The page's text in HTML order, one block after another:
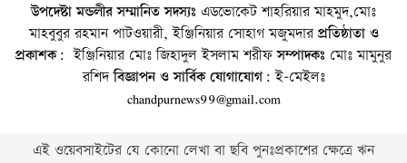
উপদেষ্টা মন্ডলীর সম্মানিত সদস্যঃ এডভোকেট শাহরিয়ার মাহমুদ,মোঃ
মাহবুবুর রহমান পাটওয়ারী, ইঞ্জিনিয়ার সোহাগ মজুমদারপ্রতিষ্ঠাতা ও
প্রকাশক: ইঞ্জিনিয়ার মোঃ জিহাদুল ইসলাম শরীফসম্পাদকঃ মোঃ মামুনুর
রশিদবিজ্ঞাপন ও সার্বিক যোগাযোগ: ই-মেইলঃ
chandpurnews99@gmail.com
এই ওয়েবসাইটের যে কোনো লেখা বা ছবি পুনঃপ্রকাশের ক্ষেত্রে ঋন